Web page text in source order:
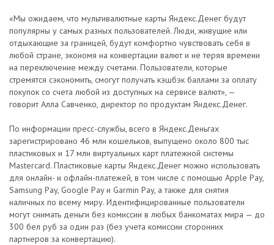
«Мы ожидаем, что мультивалютные карты Яндекс.Денег будут
популярны у самых разных пользователей. Люди, живущие или
отдыхающие за границей, будут комфортно чувствовать себя в
любой стране, экономя на конвертации валют и не теряя времени
на переключение между счетами. Пользователи, которые
стремятся сэкономить, смогут получать кэшбэк баллами за оплату
покупок со счета любой из доступных на сервисе валют», —
говорит Алла Савченко, директор по продуктам Яндекс.Денег.
По информации пресс-службы, всего в Яндекс.Деньгах
зарегистрировано 46 млн кошельков, выпущено около 800 тыс
пластиковых и 17 млн виртуальных карт платежной системы
Mastercard. Пластиковые карты Яндекс.Денег можно использовать
для онлайн- и офлайн-платежей, в том числе с помощью Apple Pay,
Samsung Pay, Google Pay и Garmin Pay, а также для снятия
наличных по всему миру. Идентифицированные пользователи
могут снимать деньги без комиссии в любых банкоматах мира — до
300 бел руб за один раз (без учета комиссии сторонних
партнеров за конвертацию).